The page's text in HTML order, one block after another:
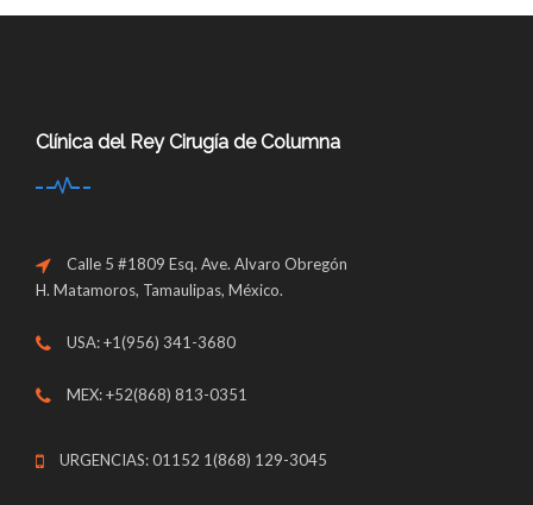
Clínica del Rey Cirugía de Columna
Calle 5 #1809 Esq. Ave. Alvaro Obregón
H. Matamoros, Tamaulipas, México.
USA: +1(956) 341-3680
MEX: +52(868) 813-0351
URGENCIAS: 01152 1(868) 129-3045